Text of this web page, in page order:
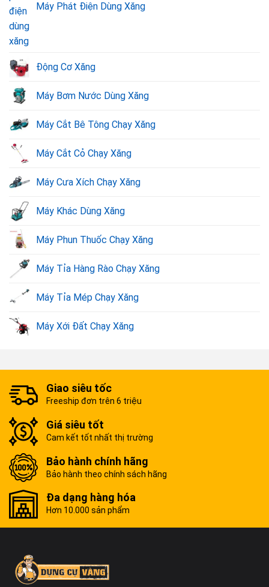
Máy Phát Điện Dùng Xăng
Động Cơ Xăng
Máy Bơm Nước Dùng Xăng
Máy Cắt Bê Tông Chạy Xăng
Máy Cắt Cỏ Chạy Xăng
Máy Cưa Xích Chạy Xăng
Máy Khác Dùng Xăng
Máy Phun Thuốc Chạy Xăng
Máy Tỉa Hàng Rào Chạy Xăng
Máy Tỉa Mép Chạy Xăng
Máy Xới Đất Chạy Xăng
Giao siêu tốc
Freeship đơn trên 6 triệu
Giá siêu tốt
Cam kết tốt nhất thị trường
Bảo hành chính hãng
Bảo hành theo chính sách hãng
Đa dạng hàng hóa
Hơn 10.000 sản phẩm